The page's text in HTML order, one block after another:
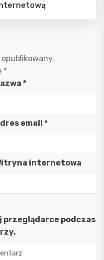
*
*
email*
internetowa
przeglądarce podczas